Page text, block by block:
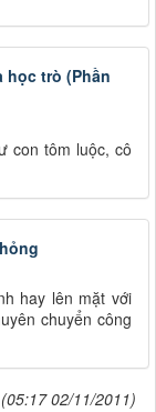
học trò (Phần
con tôm luộc, cô
hay lên mặt với
chuyển công
(05:17 02/11/2011)